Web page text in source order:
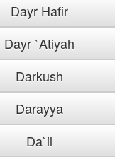
Dayr Hafir
Dayr `Atiyah
Darkush
Darayya
Da`il